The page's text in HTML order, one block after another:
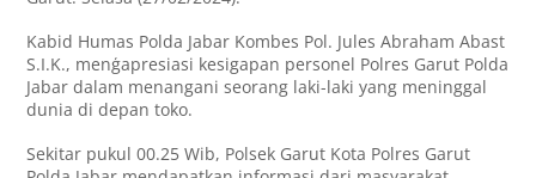
Kabid Humas Polda Jabar Kombes Pol. Jules Abraham Abast
S.I.K., menģapresiasi kesigapan personel Polres Garut Polda
Jabar dalam menangani seorang laki-laki yang meninggal
dunia di depan toko.
Sekitar pukul 00.25 Wib, Polsek Garut Kota Polres Garut